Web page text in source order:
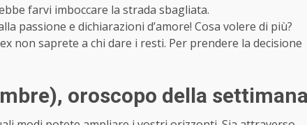
farvi imboccare la strada sbagliata.
passione e dichiarazioni d’amore! Cosa volere di più?
non saprete a chi dare i resti. Per prendere la decisione
, oroscopo della